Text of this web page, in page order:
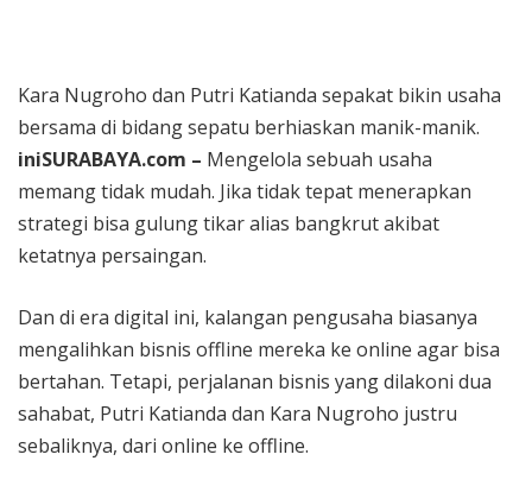
Kara Nugroho dan Putri Katianda sepakat bikin usaha
bersama di bidang sepatu berhiaskan manik-manik.
iniSURABAYA.com – Mengelola sebuah usaha
memang tidak mudah. Jika tidak tepat menerapkan
strategi bisa gulung tikar alias bangkrut akibat
ketatnya persaingan.
Dan di era digital ini, kalangan pengusaha biasanya
mengalihkan bisnis offline mereka ke online agar bisa
bertahan. Tetapi, perjalanan bisnis yang dilakoni dua
sahabat, Putri Katianda dan Kara Nugroho justru
sebaliknya, dari online ke offline.